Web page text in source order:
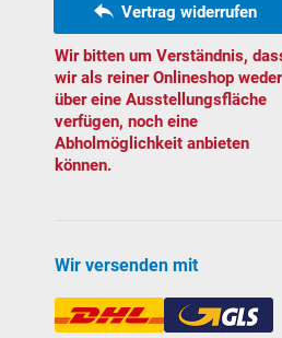
Vertrag widerrufen
Wir bitten um Verständnis,
wir als reiner Onlineshop weder
über eine Ausstellungsfläche
verfügen, noch eine
Abholmöglichkeit anbieten
können.
Wir versenden mit